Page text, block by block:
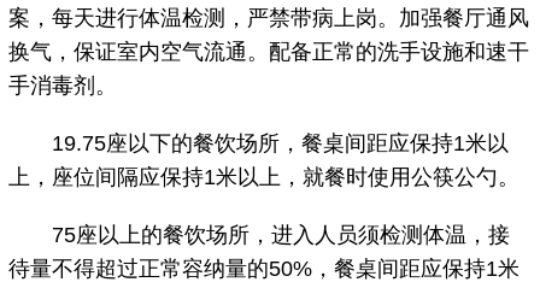
案，每天进行体温检测，严禁带病上岗。加强餐厅通风
换气，保证室内空气流通。配备正常的洗手设施和速干
手消毒剂。
19.75座以下的餐饮场所，餐桌间距应保持1米以
上，座位间隔应保持1米以上，就餐时使用公筷公勺。
75座以上的餐饮场所，进入人员须检测体温，接
待量不得超过正常容纳量的50%，餐桌间距应保持1米